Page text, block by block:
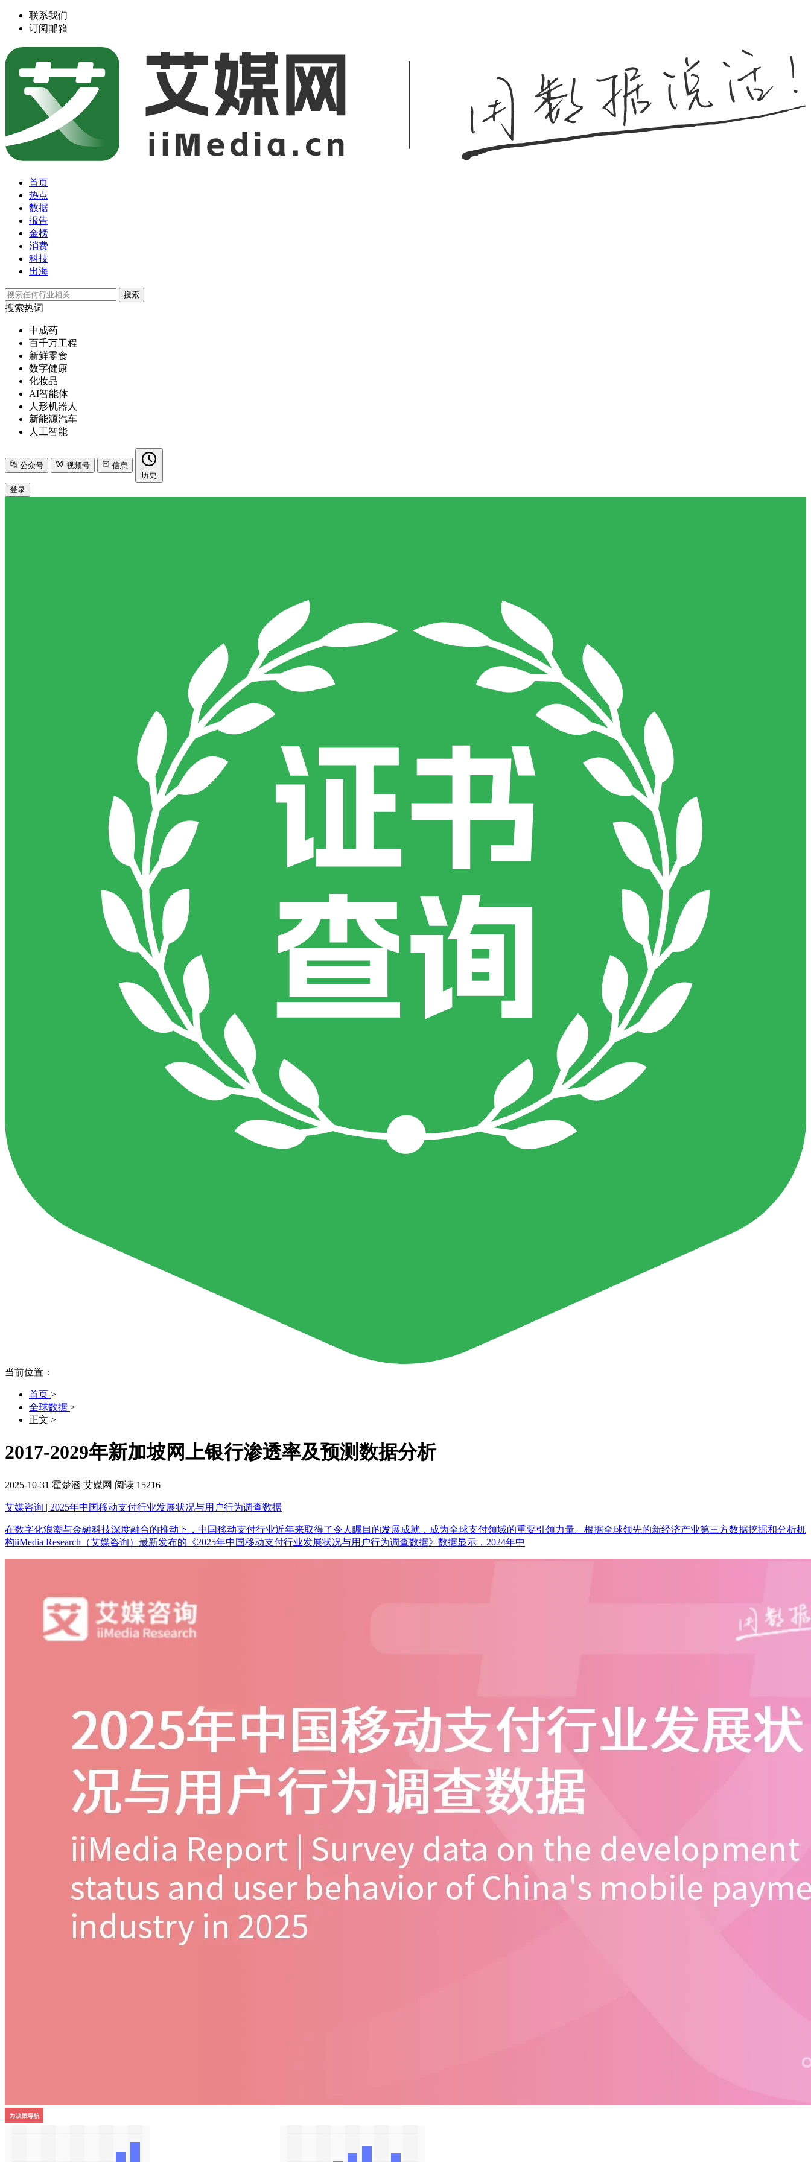
联系我们
订阅邮箱
首页
热点
数据
报告
金榜
消费
科技
出海
搜索
搜索热词
中成药
百千万工程
新鲜零食
数字健康
化妆品
AI智能体
人形机器人
新能源汽车
人工智能
公众号 视频号
信息
历史
登录
当前位置：
首页 >
全球数据 >
正文 >
2017-2029年新加坡网上银行渗透率及预测数据分析
2025-10-31 霍楚涵 艾媒网 阅读 15216
艾媒咨询 | 2025年中国移动支付行业发展状况与用户行为调查数据
在数字化浪潮与金融科技深度融合的推动下，中国移动支付行业近年来取得了令人瞩目的发展成就，成为全球支付领域的重要引领力量。根据全球领先的新经济产业第三方数据挖掘和分析机
构iiMedia Research（艾媒咨询）最新发布的《2025年中国移动支付行业发展状况与用户行为调查数据》数据显示，2024年中